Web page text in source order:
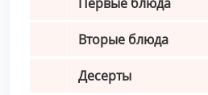
Вторые блюда
Десерты